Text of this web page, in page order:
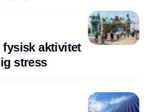
fysisk aktivitet
stress